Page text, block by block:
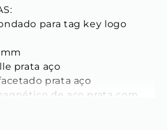
para tag key logo
prata aço
prata aço
de aço prata com